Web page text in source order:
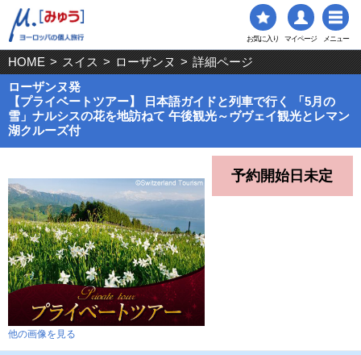
お気に入り マイページ メニュー
HOME > スイス > ローザンヌ > 詳細ページ
ローザンヌ発
【プライベートツアー】 日本語ガイドと列車で行く 「5月の
雪」ナルシスの花を地訪ねて 午後観光～ヴヴェイ観光とレマン
湖クルーズ付
他の画像を見る
予約開始日未定